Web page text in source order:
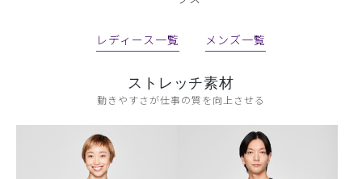
レディース一覧 メンズ一覧
ストレッチ素材
動きやすさが仕事の質を向上させる